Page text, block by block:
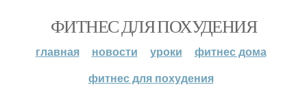
ФИТНЕС ДЛЯ ПОХУДЕНИЯ
главная новости уроки
фитнес дома
фитнес для похудения